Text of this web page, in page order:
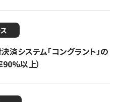
済システム「コングラント」の
以上）